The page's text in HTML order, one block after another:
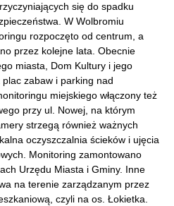
się do spadku
W Wolbromiu
rozpoczęto od centrum, a
przez kolejne lata. Obecnie
miasta, Dom Kultury i jego
zabaw i parking nad
miejskiego włączony też
przy ul. Nowej, na którym
strzegą również ważnych
oczyszczalnia ścieków i ujęcia
Monitoring zamontowano
Urzędu Miasta i Gminy. Inne
na terenie zarządzanym przez
czyli na os. Łokietka.